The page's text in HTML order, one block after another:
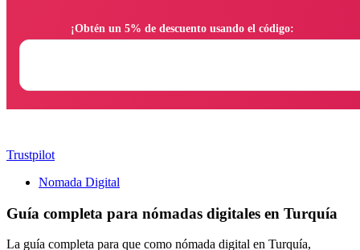
Trustpilot
Nomada Digital
Guía completa para nómadas digitales en Turquía
La guía completa para que como nómada digital en Turquía,